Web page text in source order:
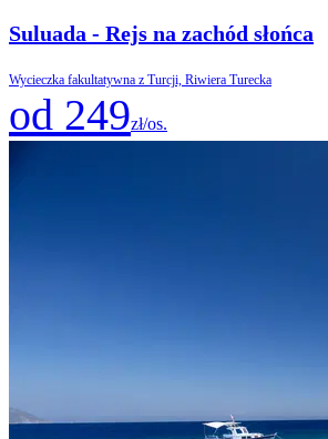
Suluada - Rejs na zachód słońca
Wycieczka fakultatywna z Turcji, Riwiera Turecka
od 249zł/os.